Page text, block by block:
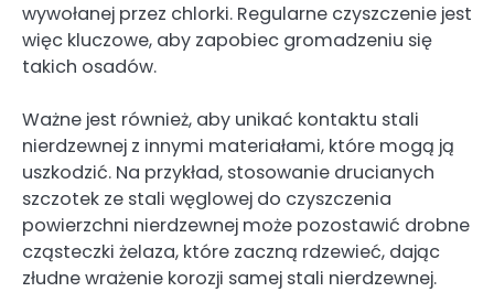
wywołanej przez chlorki. Regularne czyszczenie jest
więc kluczowe, aby zapobiec gromadzeniu się
takich osadów.
Ważne jest również, aby unikać kontaktu stali
nierdzewnej z innymi materiałami, które mogą ją
uszkodzić. Na przykład, stosowanie drucianych
szczotek ze stali węglowej do czyszczenia
powierzchni nierdzewnej może pozostawić drobne
cząsteczki żelaza, które zaczną rdzewieć, dając
złudne wrażenie korozji samej stali nierdzewnej.